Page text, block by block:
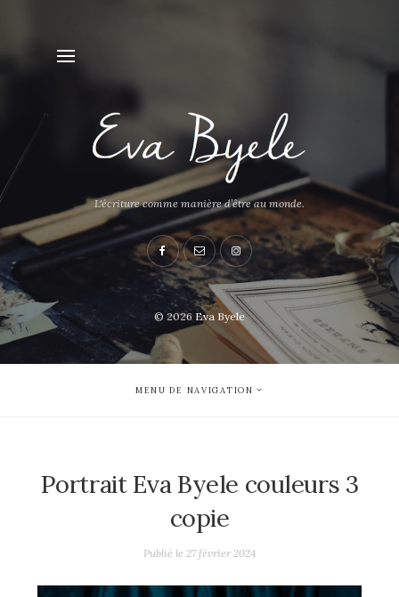
L'écriture comme manière d’être au monde.
© 2026 Eva Byele
MENU DE NAVIGATION
Portrait Eva Byele couleurs 3
copie
Publié le 27 février 2024